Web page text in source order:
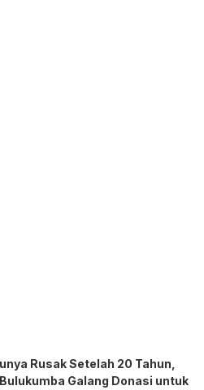
Rusak Setelah 20 Tahun,
Galang Donasi untuk